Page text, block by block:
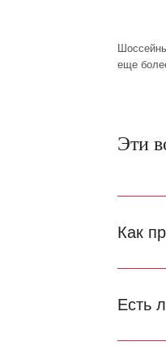
еще
Эти
Как
Есть